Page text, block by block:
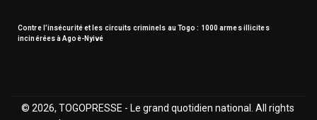
Contre l’insécurité et les circuits criminels au Togo : 1000 armes illicites
incinérées à Agoè-Nyivé
© 2026, TOGOPRESSE - Le grand quotidien national. All rights